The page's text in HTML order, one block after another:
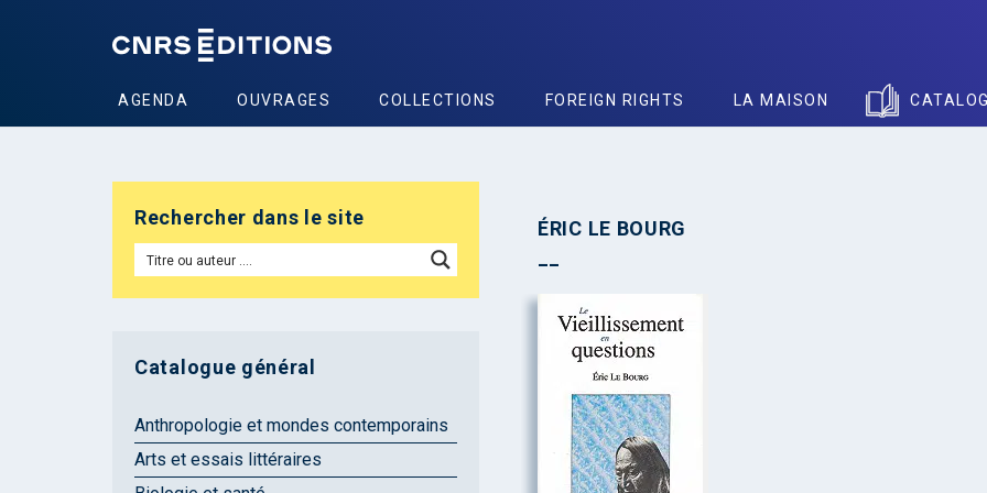
AGENDA OUVRAGES COLLECTIONS FOREIGN RIGHTS LA MAISON
ÉRIC LE BOURG
Rechercher dans le site
Catalogue général
Anthropologie et mondes contemporains
Arts et essais littéraires